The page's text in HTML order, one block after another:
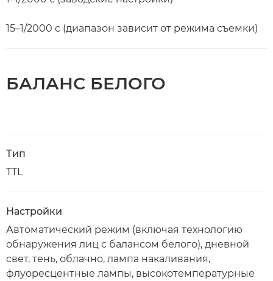
15–1/2000 с (диапазон зависит от режима съемки)
БАЛАНС БЕЛОГО
Тип
TTL
Настройки
Автоматический режим (включая технологию
обнаружения лиц с балансом белого), дневной
свет, тень, облачно, лампа накаливания,
флуоресцентные лампы, высокотемпературные